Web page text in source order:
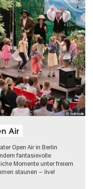
© Galli Berlin
Air
Open Air in Berlin
fantasievolle
Momente unter freiem
staunen – live!